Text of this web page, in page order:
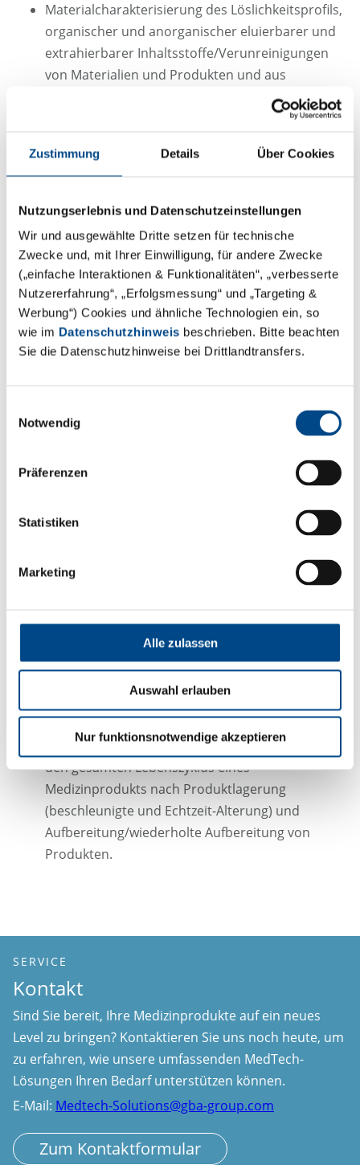
Zustimmung Details Über Cookies
Nutzungserlebnis und Datenschutzeinstellungen
Wir und ausgewählte Dritte setzen für technische
Zwecke und, mit Ihrer Einwilligung, für andere Zwecke
(„einfache Interaktionen & Funktionalitäten“, „verbesserte
Nutzererfahrung“, „Erfolgsmessung“ und „Targeting &
Werbung“) Cookies und ähnliche Technologien ein, so
wie im Datenschutzhinweis beschrieben. Bitte beachten
Sie die Datenschutzhinweise bei Drittlandtransfers.
Notwendig
Präferenzen
Statistiken
Marketing
Alle zulassen
Auswahl erlauben
Nur funktionsnotwendige akzeptieren
Materialcharakterisierung des Löslichkeitsprofils,
organischer und anorganischer eluierbarer und
extrahierbarer Inhaltsstoffe/Verunreinigungen
von Materialien und Produkten und aus
Charakterisierung mittels GC-MS, GC-FID, ICP-MS
-18, -23)
Sensibilisierung (ISO 10993-1, -10, -12)
Irritation (ISO 10993-1, -12, -23)
Akute systemische Toxizität (ISO 10993-1, -11, -12)
Blutkompatibilität (ISO 10993-1, -4)
Werkstoffen, Identifizierung und Quantifizierung
Prüfung und Immersion (ISO 10993-1, -9, -15)
-15, -18)
Zusammenfassende Bewertung der biologischen
Verträglichkeit inklusive der toxikologischen
Berücksichtigung der Eigenschaften und des
toxikologischen Profils der eingesetzten
Materialien, der Freisetzungsprodukte, von
Literaturdaten und klinischer
Anwendungserfahrung
Zusätzlicher Nachweis der Biokompatibilität über
den gesamten Lebenszyklus eines
Medizinprodukts nach Produktlagerung
(beschleunigte und Echtzeit-Alterung) und
Aufbereitung/wiederholte Aufbereitung von
Produkten.
SERVICE
Kontakt
Sind Sie bereit, Ihre Medizinprodukte auf ein neues
Level zu bringen? Kontaktieren Sie uns noch heute, um
zu erfahren, wie unsere umfassenden MedTech-
Lösungen Ihren Bedarf unterstützen können.
E-Mail: Medtech-Solutions@gba-group.com
Zum Kontaktformular